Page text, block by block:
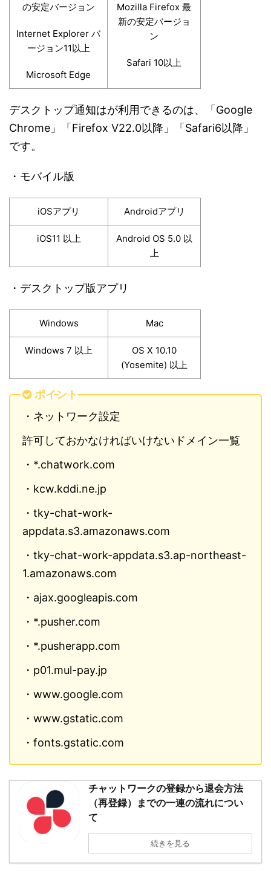
の安定バージョン
Internet Explorer バ
ージョン11以上
Microsoft Edge
Mozilla Firefox 最
新の安定バージョ
ン
Safari 10以上
デスクトップ通知はが利用できるのは、「Google
Chrome」「Firefox V22.0以降」「Safari6以降」
です。
・モバイル版
iOSアプリ Androidアプリ
iOS11 以上
Android OS 5.0 以
上
・デスクトップ版アプリ
Windows Mac
Windows 7 以上
OS X 10.10
(Yosemite) 以上
ポイント
・ネットワーク設定
許可しておかなければいけないドメイン一覧
・*.chatwork.com
・kcw.kddi.ne.jp
・tky-chat-work-
appdata.s3.amazonaws.com
・tky-chat-work-appdata.s3.ap-northeast-
1.amazonaws.com
・ajax.googleapis.com
・*.pusher.com
・*.pusherapp.com
・p01.mul-pay.jp
・www.google.com
・www.gstatic.com
・fonts.gstatic.com
チャットワークの登録から退会方法
（再登録）までの一連の流れについ
て
続きを見る